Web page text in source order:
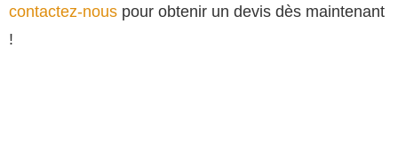
contactez-nous pour obtenir un devis dès maintenant
!